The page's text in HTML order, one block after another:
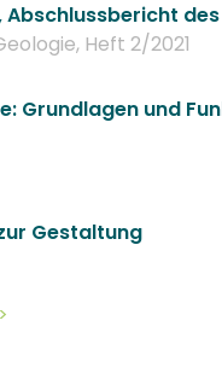
des
Heft 2/2021
und
Gestaltung
>